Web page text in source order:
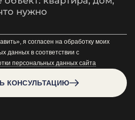
КОНСУЛЬТАЦИЮ
я согласен на обработку моих
данных в соответствии с
персональных данных сайта